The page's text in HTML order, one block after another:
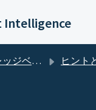
Intelligence
ジベース ヒントとコツ －Orbit